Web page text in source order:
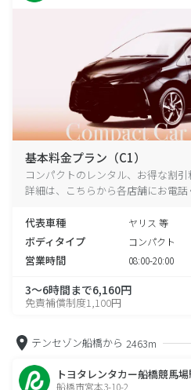
基本料金プラン（C1）
コンパクトのレンタル、お得な割
詳細は、こちらから各店舗にお電話
代表車種 ヤリス 等
ボディタイプ コンパクト
営業時間 08:00-20:00
3～6時間まで6,160円
免責補償制度1,100円
テンセゾン船橋から 2463m
トヨタレンタカー船橋競馬
船橋市宮本3-10-2